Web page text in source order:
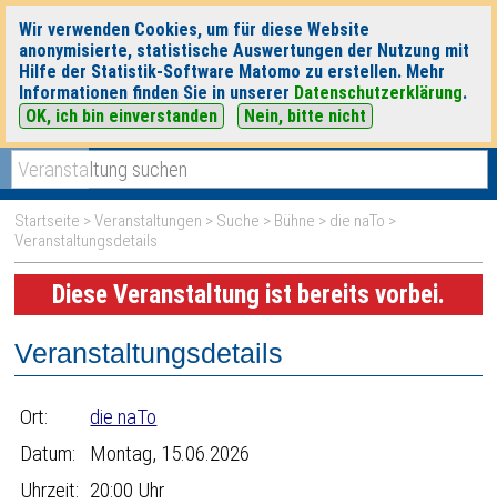
Wir verwenden Cookies, um für diese Website
anonymisierte, statistische Auswertungen der Nutzung mit
Hilfe der Statistik-Software Matomo zu erstellen. Mehr
Informationen finden Sie in unserer Datenschutzerklärung.
OK, ich bin einverstanden
Nein, bitte nicht
heute|morgen|
Startseite >Veranstaltungen > Suche > Bühne > die naTo >
Veranstaltungsdetails
Diese Veranstaltung ist bereits vorbei.
Veranstaltungsdetails
Ort:
die naTo
Datum:
Montag, 15.06.2026
Uhrzeit: 20:00 Uhr